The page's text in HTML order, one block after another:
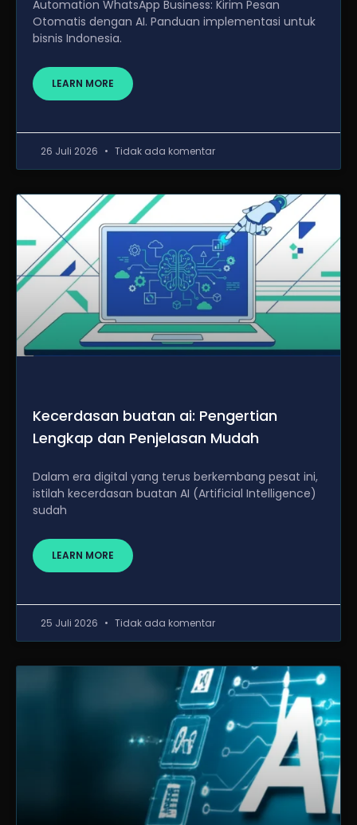
Automation WhatsApp Business: Kirim Pesan
Otomatis dengan AI. Panduan implementasi untuk
bisnis Indonesia.
LEARN MORE
26 Juli 2026 Tidak ada komentar
Kecerdasan buatan ai: Pengertian
Lengkap dan Penjelasan Mudah
Dalam era digital yang terus berkembang pesat ini,
istilah kecerdasan buatan AI (Artificial Intelligence)
sudah
LEARN MORE
25 Juli 2026 Tidak ada komentar